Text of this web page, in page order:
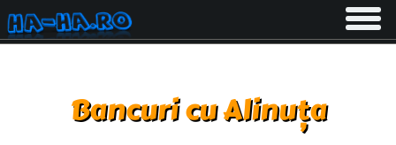
Toggle
Bancuri cu Alinuța